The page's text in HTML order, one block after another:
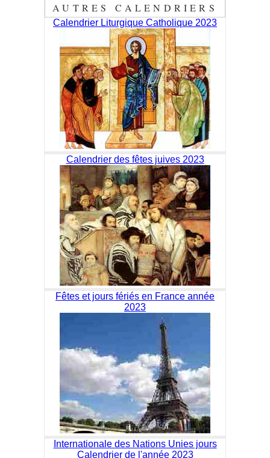
AUTRES CALENDRIERS
Calendrier Liturgique Catholique 2023
Calendrier des fêtes juives 2023
Fêtes et jours fériés en France année
2023
Internationale des Nations Unies jours
Calendrier de l'année 2023